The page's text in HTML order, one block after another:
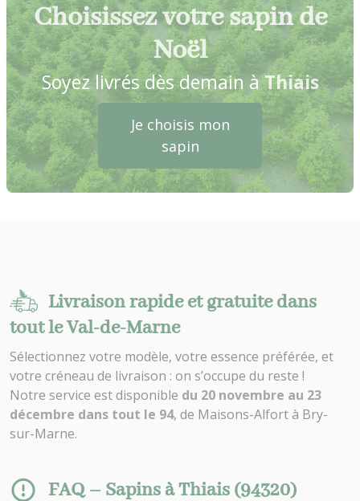
Choisissez votre sapin de
Noël
Soyez livrés dès demain àThiais
Je choisis mon
sapin
Livraison rapide et gratuite dans
tout le Val-de-Marne
Sélectionnez votre modèle, votre essence préférée, et
votre créneau de livraison : on s’occupe du reste !
Notre service est disponible du 20 novembre au 23
décembre dans tout le 94, de Maisons-Alfort à Bry-
sur-Marne.
FAQ – Sapins à Thiais (94320)